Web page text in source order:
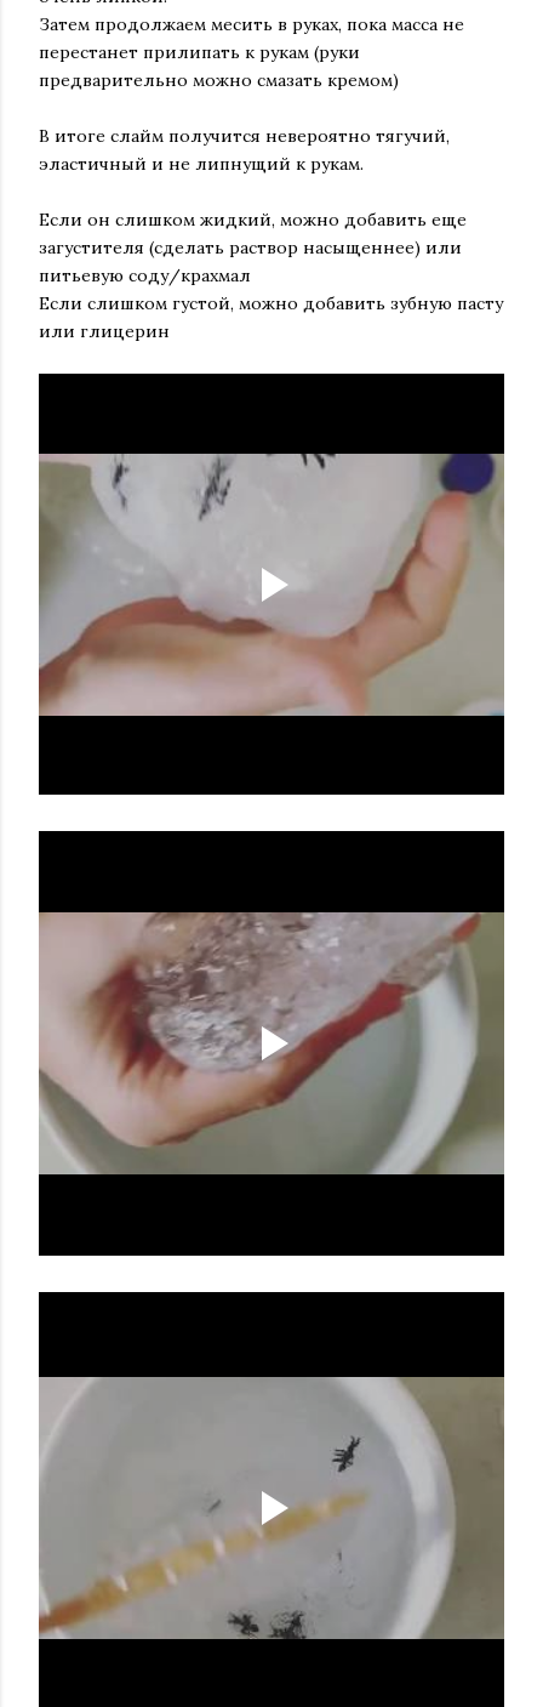
Затем продолжаем месить в руках, пока масса не
перестанет прилипать к рукам (руки
предварительно можно смазать кремом)
В итоге слайм получится невероятно тягучий,
эластичный и не липнущий к рукам.
Если он слишком жидкий, можно добавить еще
загустителя (сделать раствор насыщеннее) или
питьевую соду/крахмал
Если слишком густой, можно добавить зубную пасту
или глицерин